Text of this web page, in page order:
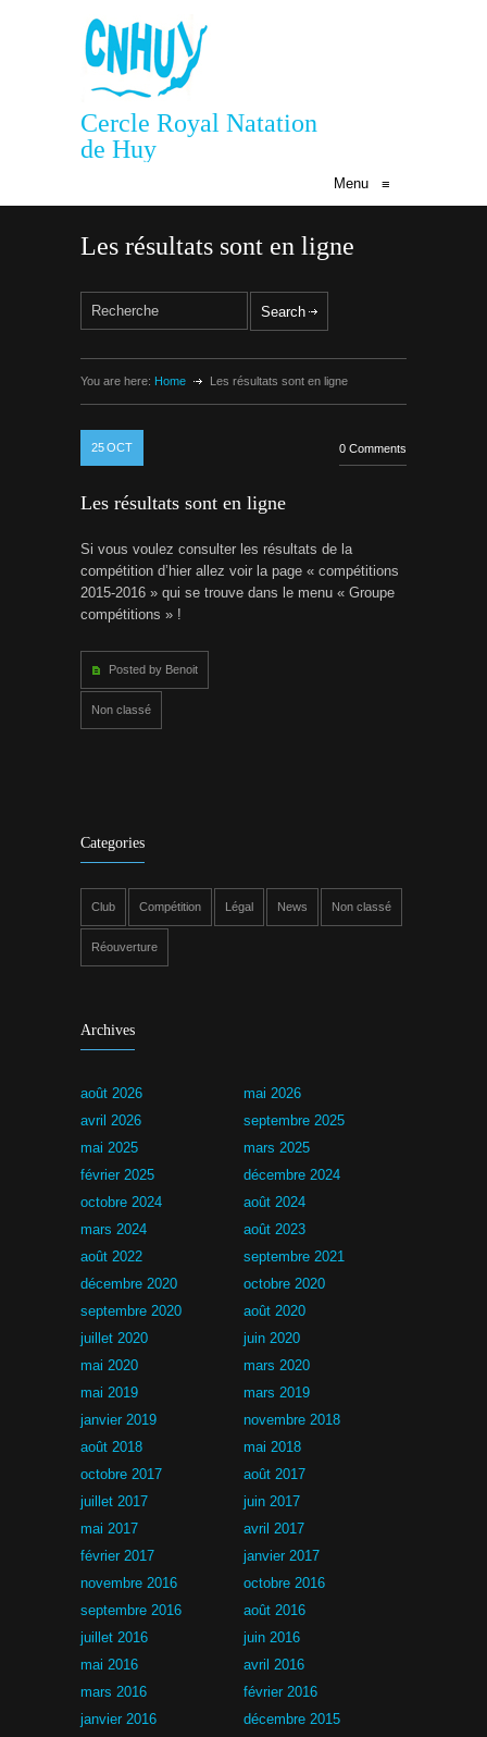
Cercle Royal Natation
de Huy
Menu ≡
Les résultats sont en ligne
You are here: Home Les résultats sont en ligne
25OCT 0 Comments
Les résultats sont en ligne
Si vous voulez consulter les résultats de la
compétition d’hier allez voir la page « compétitions
2015-2016 » qui se trouve dans le menu « Groupe
compétitions » !
Posted by Benoit
Non classé
Categories
Club Compétition Légal News Non classé
Réouverture
Archives
août 2026
mai 2026
avril 2026
septembre 2025
mai 2025
mars 2025
février 2025
décembre 2024
octobre 2024
août 2024
mars 2024
août 2023
août 2022
septembre 2021
décembre 2020
octobre 2020
septembre 2020
août 2020
juillet 2020
juin 2020
mai 2020
mars 2020
mai 2019
mars 2019
janvier 2019
novembre 2018
août 2018
mai 2018
octobre 2017
août 2017
juillet 2017
juin 2017
mai 2017
avril 2017
février 2017
janvier 2017
novembre 2016
octobre 2016
septembre 2016
août 2016
juillet 2016
juin 2016
mai 2016
avril 2016
mars 2016
février 2016
janvier 2016
décembre 2015